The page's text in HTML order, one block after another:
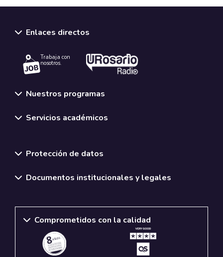
Enlaces directos
Trabaja con
nosotros.
Nuestros programas
Servicios académicos
Protección de datos
Documentos institucionales y legales
Comprometidos con la calidad